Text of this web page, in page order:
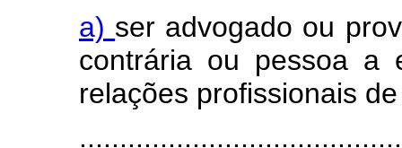
a) ser advogado ou
contrária ou pessoa a
relações profissionais